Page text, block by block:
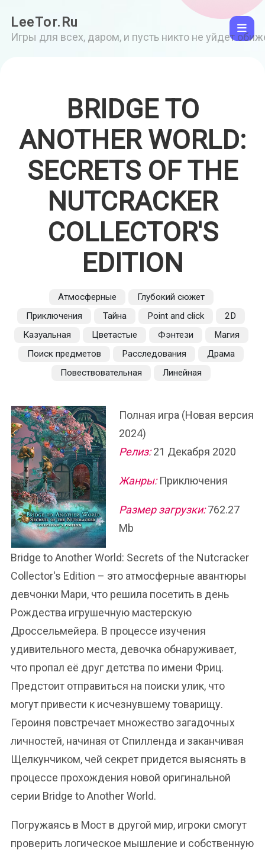
LeeTor.Ru
Игры для всех, даром, и пусть никто не уйдет
BRIDGE TO
ANOTHER WORLD:
SECRETS OF THE
NUTCRACKER
COLLECTOR'S
EDITION
Атмосферные
Глубокий сюжет
Приключения
Тайна Point and click
2D
Казуальная
Цветастые Фэнтези
Магия
Поиск предметов
Расследования
Драма
Повествовательная
Линейная
Полная игра (Новая версия
2024)
Релиз:21 Декабря 2020
Жанры:Приключения
Размер загрузки:762.27
Mb
Bridge to Another World: Secrets of the Nutcracker
Collector's Edition – это атмосферные авантюры
девчонки Мари, что решила посетить в день
Рождества игрушечную мастерскую
Дроссельмейера. В процессе изучения
удивительного места, девочка обнаруживает,
что пропал её друг детства по имени Фриц.
Предстоит отправиться на поиски улик, что
могут привести к исчезнувшему товарищу.
Героиня повстречает множество загадочных
личностей, начиная от Спилленда и заканчивая
Щелкунчиком, чей секрет придется выяснять в
процессе прохождения новой оригинальной
серии Bridge to Another World.
Погружаясь в Мост в другой мир, игроки смогут
проверить логическое мышление и собственную